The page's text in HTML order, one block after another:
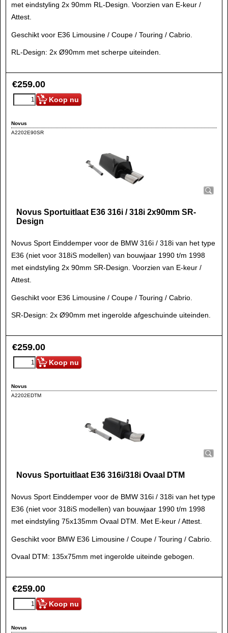
met eindstyling 2x 90mm RL-Design. Voorzien van E-keur /
Attest.
Geschikt voor E36 Limousine / Coupe / Touring / Cabrio.
RL-Design: 2x Ø90mm met scherpe uiteinden.
€259.00
Koop nu
Novus
A2202E90SR
Novus Sportuitlaat E36 316i / 318i 2x90mm SR-
Design
Novus Sport Einddemper voor de BMW 316i / 318i van het type
E36 (niet voor 318iS modellen) van bouwjaar 1990 t/m 1998
met eindstyling 2x 90mm SR-Design. Voorzien van E-keur /
Attest.
Geschikt voor E36 Limousine / Coupe / Touring / Cabrio.
SR-Design: 2x Ø90mm met ingerolde afgeschuinde uiteinden.
€259.00
Koop nu
Novus
A2202EDTM
Novus Sportuitlaat E36 316i/318i Ovaal DTM
Novus Sport Einddemper voor de BMW 316i / 318i van het type
E36 (niet voor 318iS modellen) van bouwjaar 1990 t/m 1998
met eindstyling 75x135mm Ovaal DTM. Met E-keur / Attest.
Geschikt voor BMW E36 Limousine / Coupe / Touring / Cabrio.
Ovaal DTM: 135x75mm met ingerolde uiteinde gebogen.
€259.00
Koop nu
Novus